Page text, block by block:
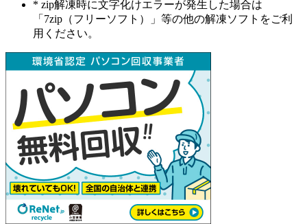
* zip解凍時に文字化けエラーが発生した場合は
「7zip（フリーソフト）」等の他の解凍ソフトをご利
用ください。